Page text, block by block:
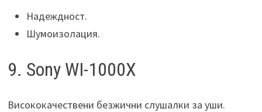
Надеждност.
Шумоизолация.
9. Sony WI-1000X
Висококачествени безжични слушалки за уши.